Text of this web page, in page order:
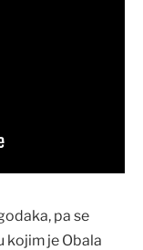
pa se
kojim je Obala